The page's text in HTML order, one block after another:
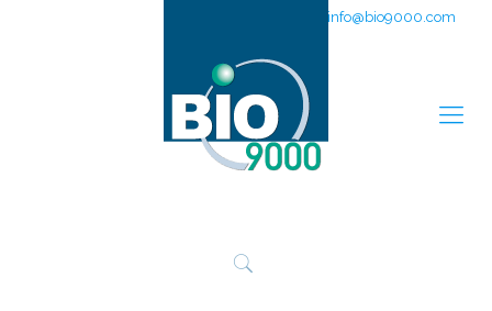
info@bio9000.com